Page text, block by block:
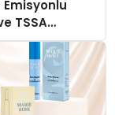
Emisyonlu
TSSA